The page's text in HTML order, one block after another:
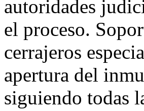
autoridades
el proceso.
cerrajeros
apertura del
siguiendo todas